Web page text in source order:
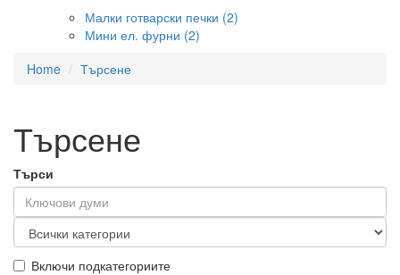
Малки готварски печки (2)
Мини ел. фурни (2)
Home
Търсене
Търсене
Търси
Включи подкатегориите